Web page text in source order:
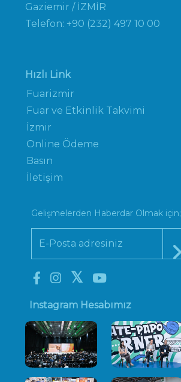
Gaziemir / İZMİR
Telefon: +90 (232) 497 10 00
Hızlı Link
Fuarizmir
Fuar ve Etkinlik Takvimi
İzmir
Online Ödeme
Basın
İletişim
Gelişmelerden Haberdar Olmak için;
Instagram Hesabımız